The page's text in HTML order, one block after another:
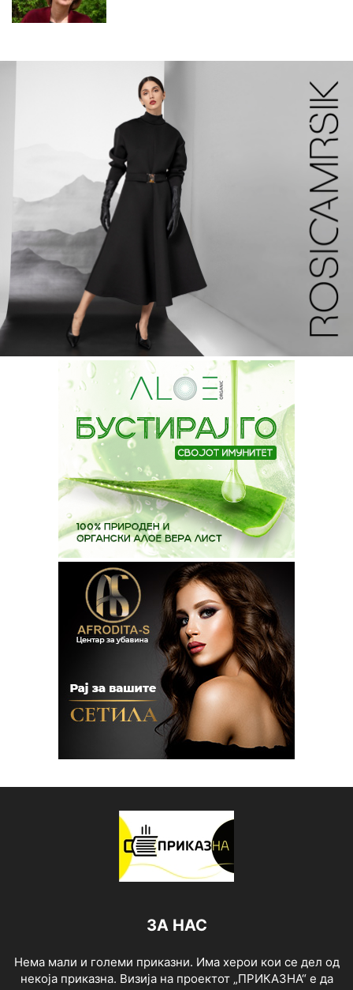
ЗА НАС
Нема мали и големи приказни. Има херои кои се дел од
некоја приказна. Визија на проектот „ПРИКАЗНА“ е да